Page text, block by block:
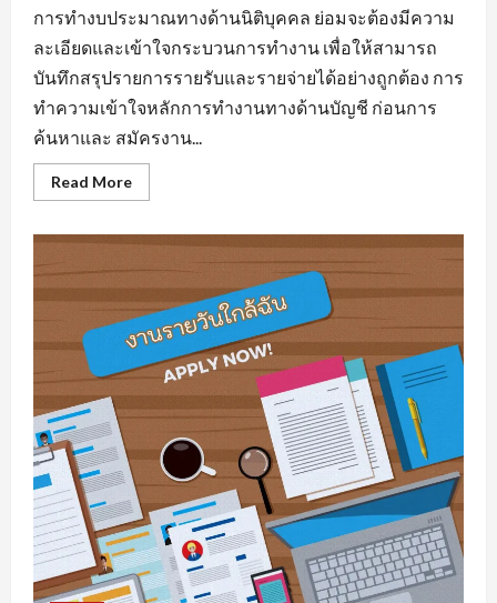
การทำงบประมาณทางด้านนิติบุคคล ย่อมจะต้องมีความ
ละเอียดและเข้าใจกระบวนการทำงาน เพื่อให้สามารถ
บันทึกสรุปรายการรายรับและรายจ่ายได้อย่างถูกต้อง การ
ทำความเข้าใจหลักการทำงานทางด้านบัญชี ก่อนการ
ค้นหาและ สมัครงาน...
Read MoreRead
more
สมัคร
มี
พื้น
ฐาน
ความ
รู้
ทาง
ด้าน
สาย
อาชีพ